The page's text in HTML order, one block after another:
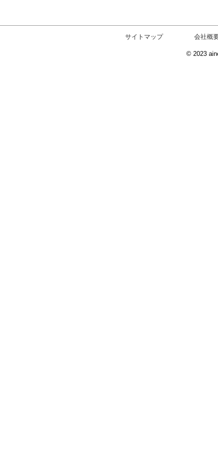
サイトマップ 会社概
© 2023